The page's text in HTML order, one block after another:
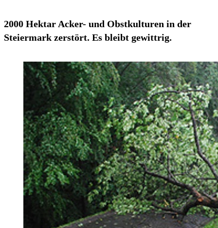
2000 Hektar Acker- und Obstkulturen in der
Steiermark zerstört. Es bleibt gewittrig.